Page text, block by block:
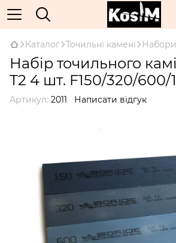
Каталог Точильні камені Набори
Набір точильного
Т2 4 шт. F150/320/600/
Артикул: 2011 Написати відгук